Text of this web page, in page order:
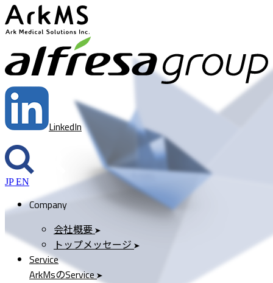
LinkedIn
JP EN
Company
会社概要
トップメッセージ
Service
ArkMsのService